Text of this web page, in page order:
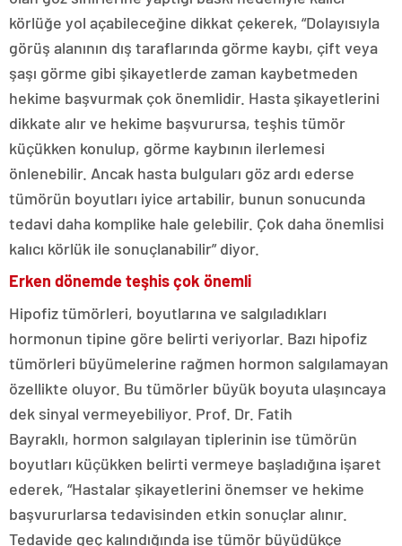
körlüğe yol açabileceğine dikkat çekerek, “Dolayısıyla
görüş alanının dış taraflarında görme kaybı, çift veya
şaşı görme gibi şikayetlerde zaman kaybetmeden
hekime başvurmak çok önemlidir. Hasta şikayetlerini
dikkate alır ve hekime başvurursa, teşhis tümör
küçükken konulup, görme kaybının ilerlemesi
önlenebilir. Ancak hasta bulguları göz ardı ederse
tümörün boyutları iyice artabilir, bunun sonucunda
tedavi daha komplike hale gelebilir. Çok daha önemlisi
kalıcı körlük ile sonuçlanabilir” diyor.
Erken dönemde teşhis çok önemli
Hipofiz tümörleri, boyutlarına ve salgıladıkları
hormonun tipine göre belirti veriyorlar. Bazı hipofiz
tümörleri büyümelerine rağmen hormon salgılamayan
özellikte oluyor. Bu tümörler büyük boyuta ulaşıncaya
dek sinyal vermeyebiliyor. Prof. Dr. Fatih
Bayraklı, hormon salgılayan tiplerinin ise tümörün
boyutları küçükken belirti vermeye başladığına işaret
ederek, “Hastalar şikayetlerini önemser ve hekime
başvururlarsa tedavisinden etkin sonuçlar alınır.
Tedavide geç kalındığında ise tümör büyüdükçe